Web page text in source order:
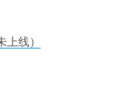
线）